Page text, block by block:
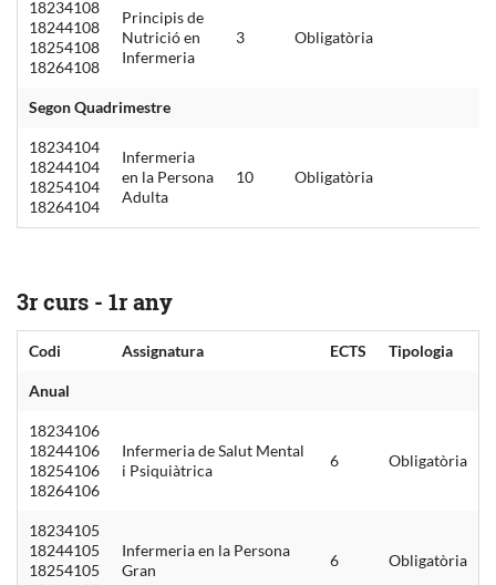
18234108
18244108
18254108
18264108
Principis de
Nutrició en
Infermeria
3 Obligatòria
Segon Quadrimestre
18234104
18244104
18254104
18264104
Infermeria
en la Persona
Adulta
10 Obligatòria
3r curs - 1r any
Codi Assignatura ECTS Tipologia
Anual
18234106
18244106
18254106
18264106
Infermeria de Salut Mental
i Psiquiàtrica
6 Obligatòria
18234105
18244105
18254105
Infermeria en la Persona
Gran
6 Obligatòria